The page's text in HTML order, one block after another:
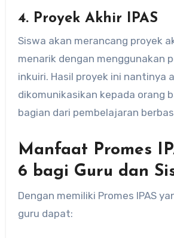
4. Proyek Akhir IPAS
Siswa akan merancang proyek
menarik dengan menggunakan
inkuiri. Hasil proyek ini nantinya
dikomunikasikan kepada orang
bagian dari pembelajaran
Manfaat Promes
6 bagi Guru dan
Dengan memiliki Promes IPAS
guru dapat: